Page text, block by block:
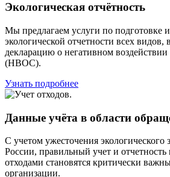
Экологическая отчётность
Мы предлагаем услуги по подготовке
экологической отчетности всех видов,
декларацию о негативном
(НВОС).
Узнать подробнее
Данные учёта в области
С учетом ужесточения экологического
России, правильный учет и
отходами становятся критически
организации.